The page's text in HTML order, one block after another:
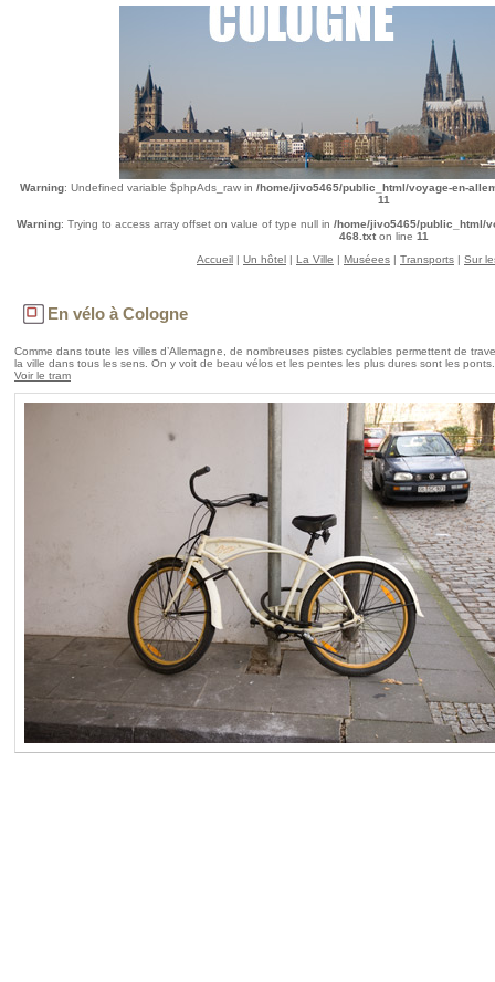
Warning: Undefined variable $phpAds_raw in /home/jivo5465/public_html/voyage-en-
11
Warning: Trying to access array offset on value of type null in /home/jivo5465/public_html/
468.txton line 11
Accueil | Un hôtel | La Ville | Muséees | Transports | Sur
En vélo à Cologne
Comme dans toute les villes d’Allemagne, de nombreuses pistes cyclables permettent de
la ville dans tous les sens. On y voit de beau vélos et les pentes les plus dures sont les ponts.
Voir le tram